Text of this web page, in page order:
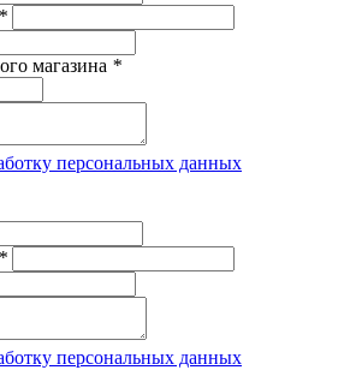
*
магазина *
персональных данных
*
персональных данных